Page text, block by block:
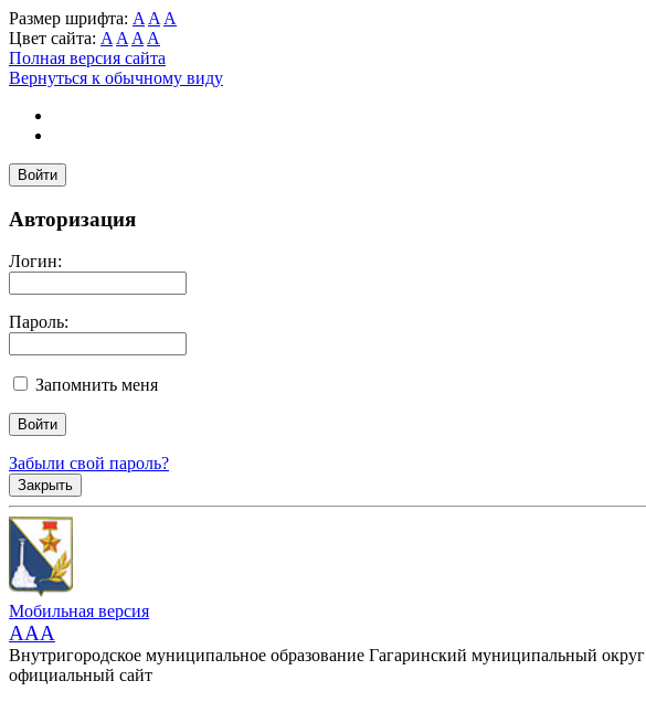
Размер шрифта: A A A
Цвет сайта: A A A A
Полная версия сайта
Вернуться к обычному виду
Войти
Авторизация
Логин:
Пароль:
Запомнить меня
Забыли свой пароль?
Закрыть
Мобильная версия
AAA
Внутригородское муниципальное образование Гагаринский муниципальный округ
официальный сайт